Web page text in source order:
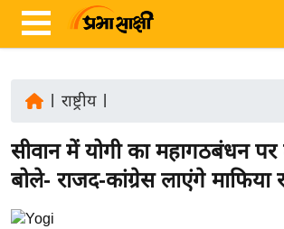
ज़ा
ख
र
राष्ट्रीय|
सीवान में योगी का महागठबंधन पर
बोले- राजद-कांग्रेस लाएंगे माफिया